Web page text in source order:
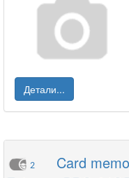
Детали...
2
Card